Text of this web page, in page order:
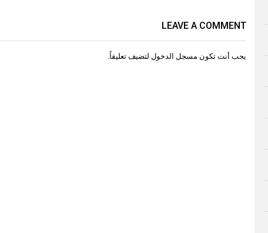
LEAVE A COMMENT
يجب أنت تكون مسجل الدخول لتضيف تعليقاً.